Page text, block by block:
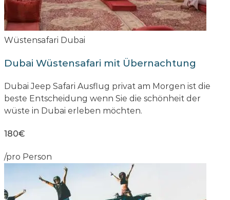
Wüstensafari Dubai
Dubai Wüstensafari mit Übernachtung
Dubai Jeep Safari Ausflug privat am Morgen ist die
beste Entscheidung wenn Sie die schönheit der
wüste in Dubai erleben möchten.
180€
/pro Person